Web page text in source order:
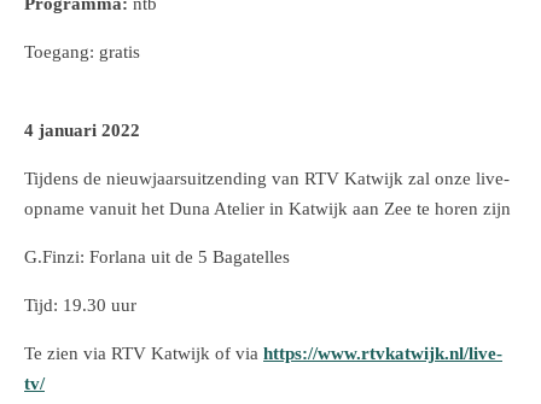
Programma: ntb
Toegang: gratis
4 januari 2022
Tijdens de nieuwjaarsuitzending van RTV Katwijk zal onze live-
opname vanuit het Duna Atelier in Katwijk aan Zee te horen zijn
G.Finzi: Forlana uit de 5 Bagatelles
Tijd: 19.30 uur
Te zien via RTV Katwijk of via https://www.rtvkatwijk.nl/live-
tv/